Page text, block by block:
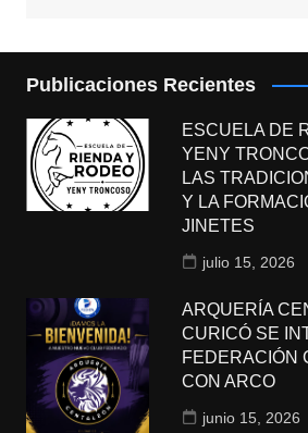
Publicaciones Recientes
ESCUELA DE
YENY
LAS
Y LA
JINETES
julio 15, 2026
ARQUERÍA
CURICÓ SE
FEDERACIÓN
CON ARCO
junio 15, 2026